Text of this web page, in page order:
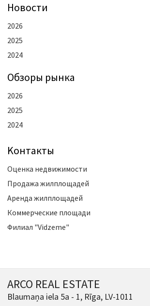
Новости
2026
2025
2024
Oбзоры рынка
2026
2025
2024
Kонтакты
Оценка недвижимости
Продажа жилплощадей
Аренда жилплощадей
Коммерческие площади
Филиал "Vidzeme"
ARCO REAL ESTATE
Blaumaņa iela 5a - 1, Rīga, LV-1011